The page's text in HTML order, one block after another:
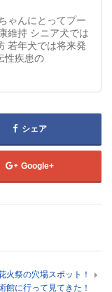
ゃんにとってプー
維持 シニア犬では
若年犬では将来発
性疾患の
シェア
Google+
火祭の穴場スポット！
館に行って見てきた！